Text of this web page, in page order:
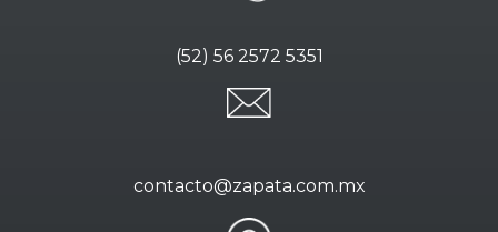
(52) 56 2572 5351
contacto@zapata.com.mx